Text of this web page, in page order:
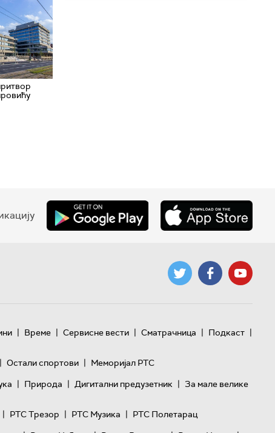
| Време | Сервисне вести | Сматрачница | Подкаст |
| Остали спортови | Меморијал РТС
| Природа | Дигитални предузетник | За мале велике
| РТС Трезор | РТС Музика | РТС Полетарац